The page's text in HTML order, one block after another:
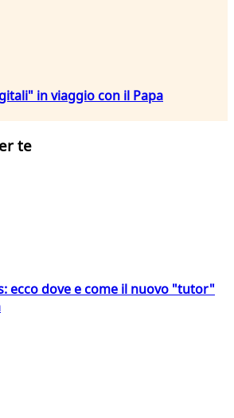
in viaggio con il Papa
te
ecco dove e come il nuovo "tutor"